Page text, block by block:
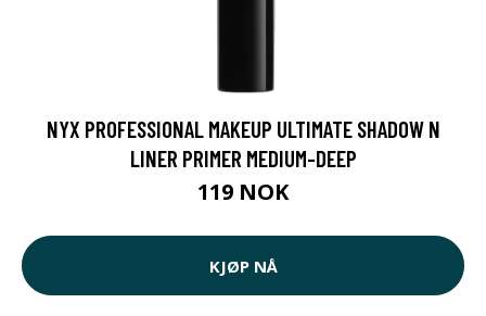
NYX PROFESSIONAL MAKEUP ULTIMATE SHADOW N
LINER PRIMER MEDIUM-DEEP
119 NOK
KJØP NÅ